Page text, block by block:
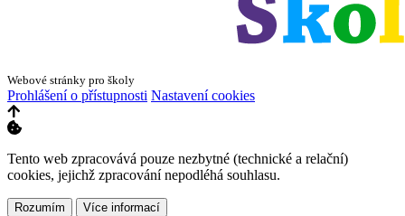
Webové stránky pro školy
Prohlášení o přístupnosti Nastavení cookies
Tento web zpracovává pouze nezbytné (technické a relační)
cookies, jejichž zpracování nepodléhá souhlasu.
Rozumím Více informací